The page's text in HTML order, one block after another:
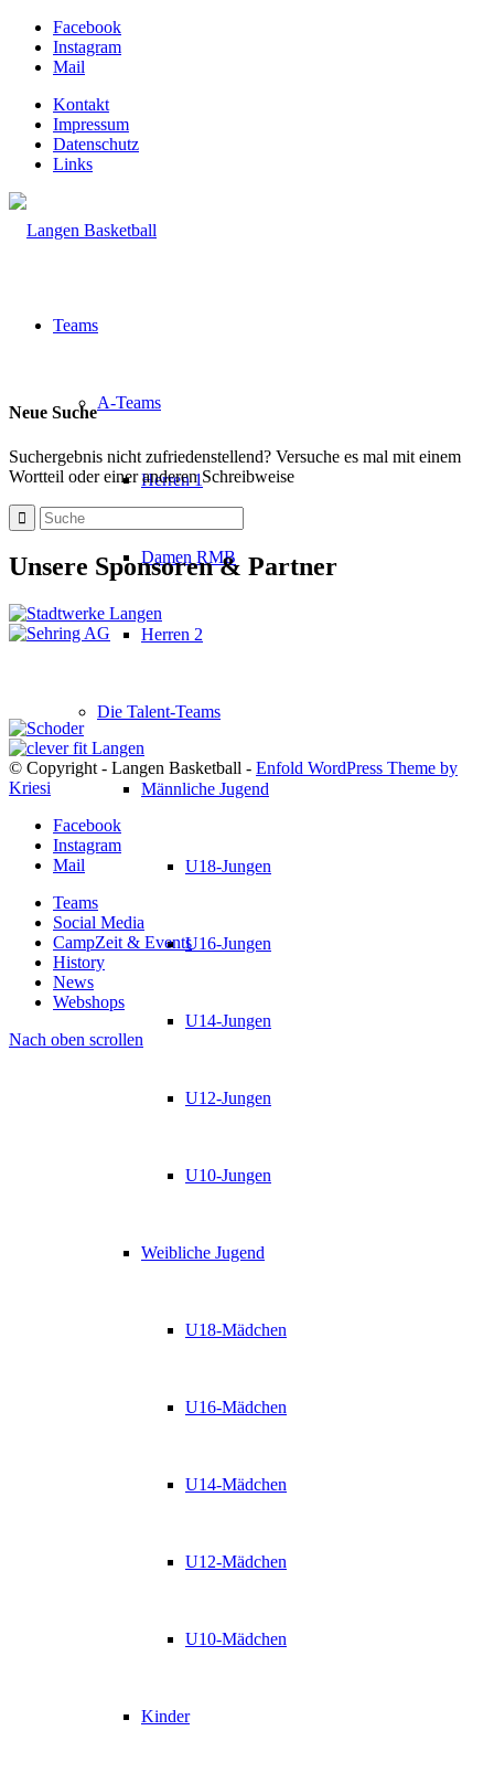
Facebook
Instagram
Mail
Kontakt
Impressum
Datenschutz
Links
Teams
A-Teams
Herren 1
Damen RMB
Herren 2
Die Talent-Teams
Männliche Jugend
U18-Jungen
U16-Jungen
U14-Jungen
U12-Jungen
U10-Jungen
Weibliche Jugend
U18-Mädchen
U16-Mädchen
U14-Mädchen
U12-Mädchen
U10-Mädchen
Kinder
Neue Suche
Suchergebnis nicht zufriedenstellend? Versuche es mal mit einem
Wortteil oder einer anderen Schreibweise
Unsere Sponsoren & Partner
© Copyright - Langen Basketball - Enfold WordPress Theme by
Kriesi
Facebook
Instagram
Mail
Teams
Social Media
CampZeit & Events
History
News
Webshops
Nach oben scrollen